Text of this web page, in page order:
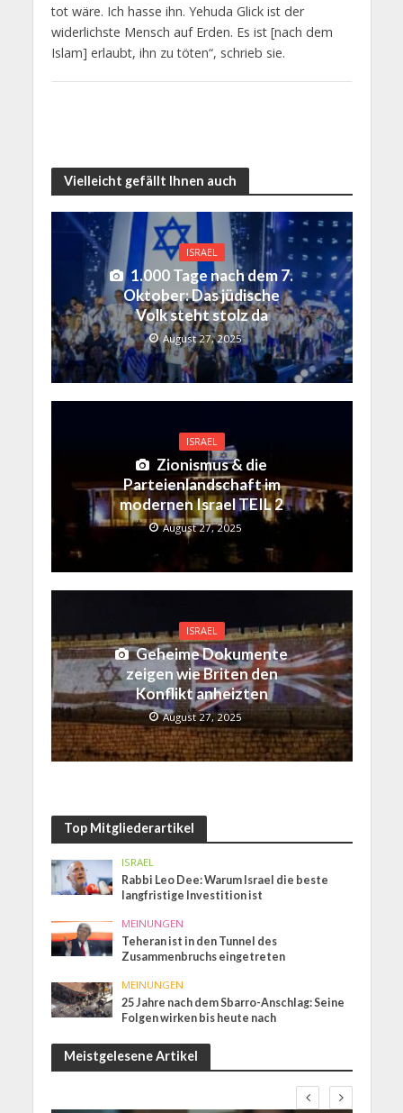
tot wäre. Ich hasse ihn. Yehuda Glick ist der
widerlichste Mensch auf Erden. Es ist [nach dem
Islam] erlaubt, ihn zu töten“, schrieb sie.
Vielleicht gefällt Ihnen auch
ISRAEL
1.000 Tage nach dem 7.
Oktober: Das jüdische
Volk steht stolz da
August 27, 2025
ISRAEL
Zionismus & die
Parteienlandschaft im
modernen Israel TEIL 2
August 27, 2025
ISRAEL
Geheime Dokumente
zeigen wie Briten den
Konflikt anheizten
August 27, 2025
Top Mitgliederartikel
ISRAEL
Rabbi Leo Dee: Warum Israel die beste
langfristige Investition ist
MEINUNGEN
Teheran ist in den Tunnel des
Zusammenbruchs eingetreten
MEINUNGEN
25 Jahre nach dem Sbarro-Anschlag: Seine
Folgen wirken bis heute nach
Meistgelesene Artikel